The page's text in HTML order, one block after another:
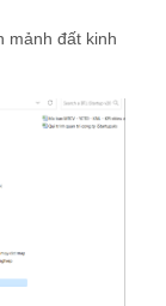
mảnh đất kinh